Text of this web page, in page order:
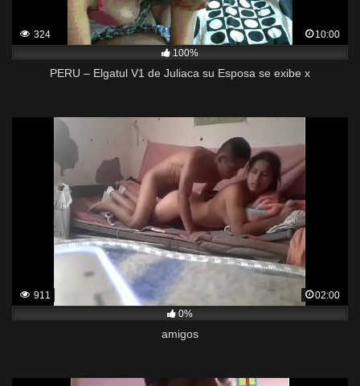
324
10:00
100%
PERU – Elgatul V1 de Juliaca su Esposa se exibe x
911
02:00
0%
amigos